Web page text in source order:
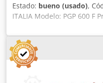
Estado: bueno (usado),
ITALIA Modelo: PGP 600
marcos, elementos de
maciza, materiales
otros materiales. Prensa
gruesas y pesadas sin
herramienta. Planta
prellenado de pistones